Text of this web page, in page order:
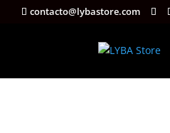
contacto@lybastore.com